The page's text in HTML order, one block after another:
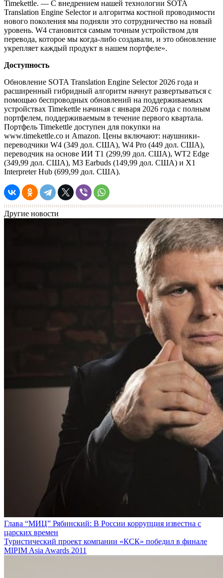
Timekettle. — С внедрением нашей технологии SOTA
Translation Engine Selector и алгоритма костной проводимости
нового поколения мы подняли это сотрудничество на новый
уровень. W4 становится самым точным устройством для
перевода, которое мы когда-либо создавали, и это обновление
укрепляет каждый продукт в нашем портфеле».
Доступность
Обновление SOTA Translation Engine Selector 2026 года и
расширенный гибридный алгоритм начнут развертываться с
помощью беспроводных обновлений на поддерживаемых
устройствах Timekettle начиная с января 2026 года с полным
портфелем, поддерживаемым в течение первого квартала.
Портфель Timekettle доступен для покупки на
www.timekettle.co и Amazon. Цены включают: наушники-
переводчики W4 (349 дол. США), W4 Pro (449 дол. США),
переводчик на основе ИИ T1 (299,99 дол. США), WT2 Edge
(349,99 дол. США), M3 Earbuds (149,99 дол. США) и X1
Interpreter Hub (699,99 дол. США).
Другие новости
Глава “МИЦ” Рябинский: В России коррупция известна с
царских времен
Туристический проект компании «КСК» победил в финале
MIPIM Asia Awards 2011